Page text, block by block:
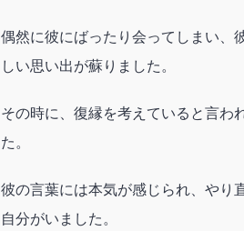
偶然に彼にばったり会ってしまい、
しい思い出が蘇りました。
その時に、復縁を考えていると言わ
た。
彼の言葉には本気が感じられ、やり
自分がいました。